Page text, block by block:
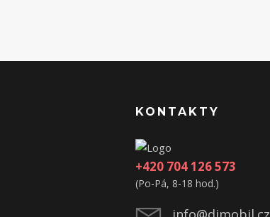
KONTAKTY
+420 704 126 573
(Po-Pá, 8-18 hod.)